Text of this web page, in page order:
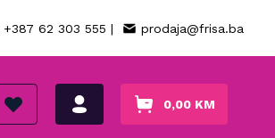
+387 62 303 555 | prodaja@frisa.ba
0,00 KM